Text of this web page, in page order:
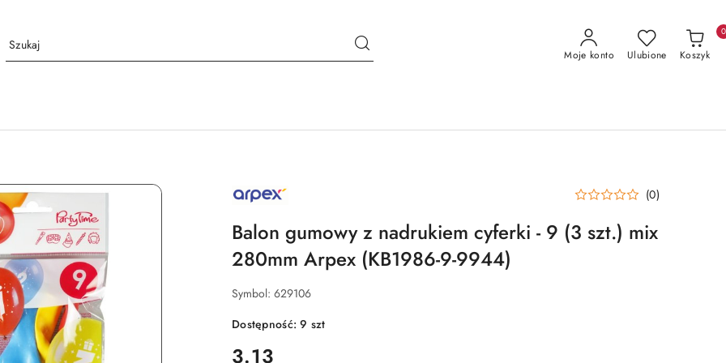
Moje konto Ulubione Koszyk
0
NAZWA
PRODUCENTA: (0)
Balon gumowy z nadrukiem cyferki - 9 (3 szt.) mix
280mm Arpex (KB1986-9-9944)
Symbol: 629106
Dostępność:9 szt
cena:
3.13